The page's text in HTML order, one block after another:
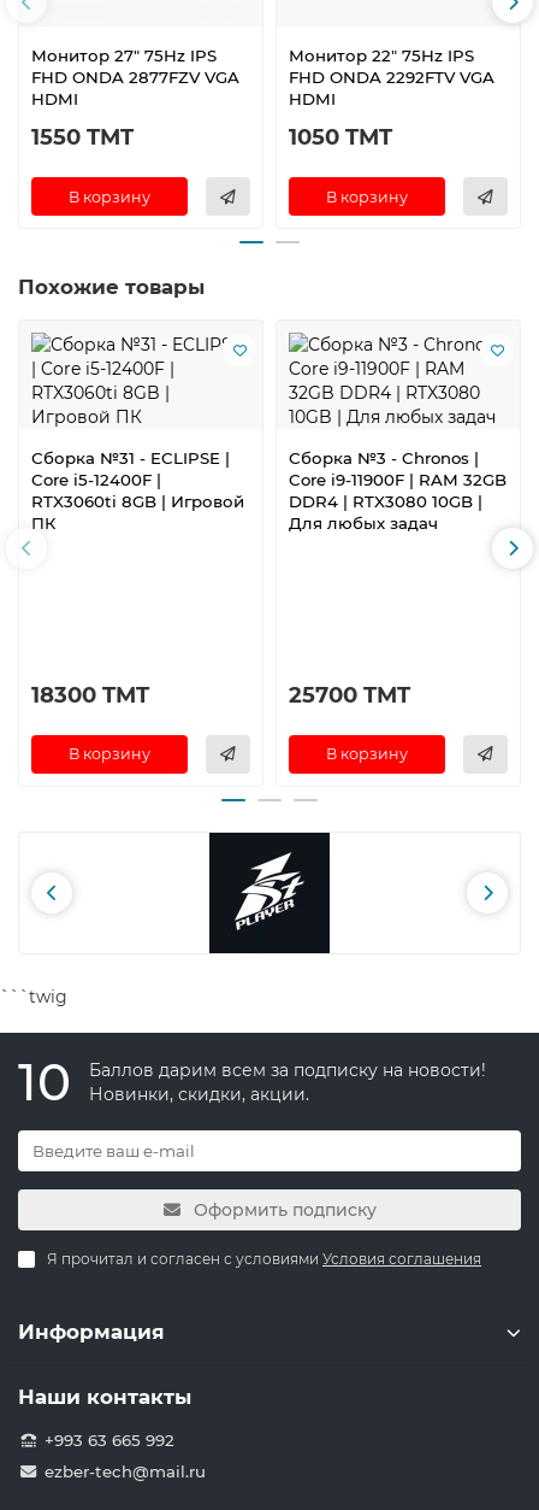
Монитор 27" 75Hz IPS
FHD ONDA 2877FZV VGA
HDMI
1550 TMT
В корзину
Монитор 22" 75Hz IPS
FHD ONDA 2292FTV VGA
HDMI
1050 TMT
В корзину
Похожие товары
Сборка №31 - ECLIPSE |
Core i5-12400F |
RTX3060ti 8GB | Игровой
ПК
18300 TMT
В корзину
Сборка №3 - Chronos |
Core i9-11900F | RAM 32GB
DDR4 | RTX3080 10GB |
Для любых задач
25700 TMT
В корзину
```twig
10
Баллов дарим всем за подписку на новости!
Новинки, скидки, акции.
Оформить подписку
Я прочитал и согласен с условиями Условия соглашения
Информация
Наши контакты
+993 63 665 992
ezber-tech@mail.ru